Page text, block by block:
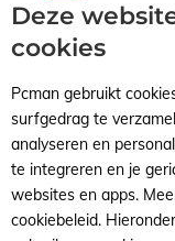
KvK-nummer:
BTW-
Algemene
Deze
cookies
Pcman gebruikt
surfgedrag te
analyseren en
te integreren en je
websites en apps.
cookiebeleid.